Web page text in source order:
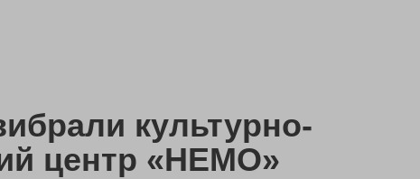
культурно-
центр «НЕМО»